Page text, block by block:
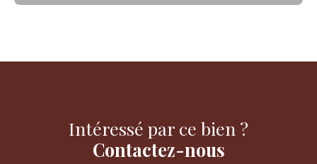
Intéressé par ce bien ?
Contactez-nous